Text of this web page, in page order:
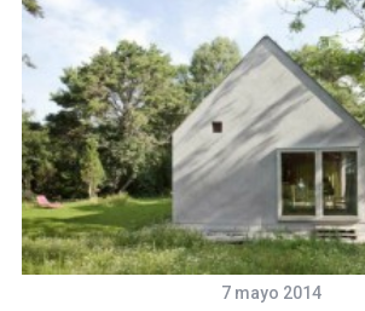
7 mayo 2014